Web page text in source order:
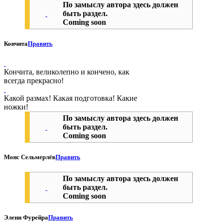
По замыслу автора здесь должен
быть раздел.
Coming soon
КончитаПравить
Кончита, великолепно и кончено, как
всегда прекрасно!
Какой размах! Какая подготовка! Какие
ножки!
По замыслу автора здесь должен
быть раздел.
Coming soon
Монс СельмерлёвПравить
По замыслу автора здесь должен
быть раздел.
Coming soon
Элени ФурейраПравить